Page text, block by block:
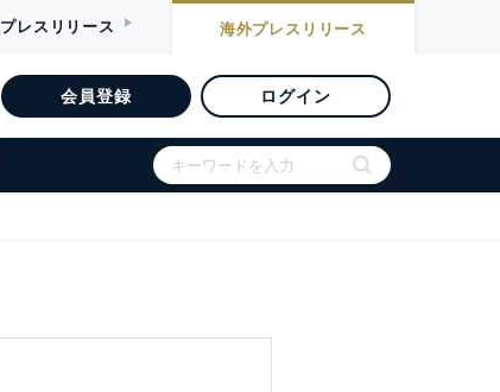
プレスリリース 海外プレスリリース
会員登録 ログイン